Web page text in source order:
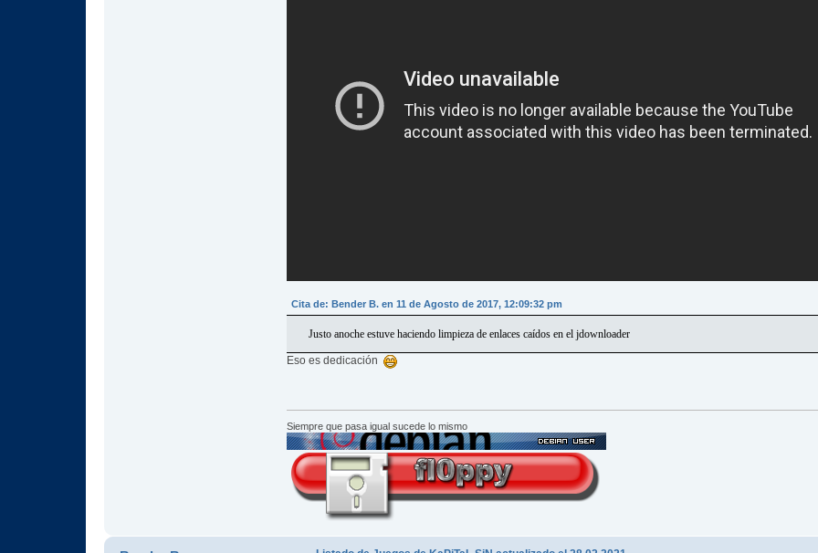
Cita de: Bender B. en 11 de Agosto de 2017, 12:09:32 pm
Justo anoche estuve haciendo limpieza de enlaces caídos en el jdownloader
Eso es dedicación
Siempre que pasa igual sucede lo mismo